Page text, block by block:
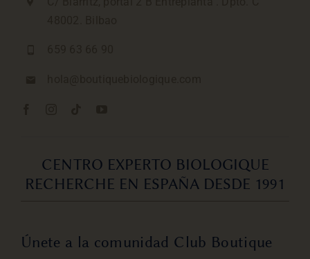
CENTRO EXPERTO BIOLOGIQUE
RECHERCHE EN ESPAÑA DESDE 1991
Únete a la comunidad Club Boutique